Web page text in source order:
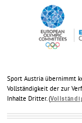
Sport Austria übernimmt
Vollständigkeit der zur
Inhalte Dritter. (